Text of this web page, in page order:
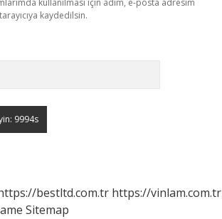
kullanılması için adım, e-posta adresim
kaydedilsin.
bestltd.com.tr https://vinlam.com.tr
Sitemap